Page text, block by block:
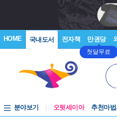
HOME 국내도서 전자책 만권당
첫달무료
분야보기 오뒷세이아 추천마